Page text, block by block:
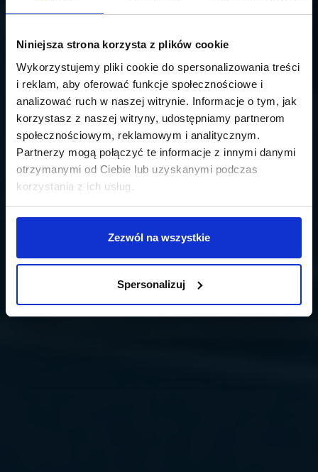
Niniejsza strona korzysta z plików cookie
Wykorzystujemy pliki cookie do spersonalizowania treści
i reklam, aby oferować funkcje społecznościowe i
analizować ruch w naszej witrynie. Informacje o tym, jak
korzystasz z naszej witryny, udostępniamy partnerom
społecznościowym, reklamowym i analitycznym.
Partnerzy mogą połączyć te informacje z innymi danymi
otrzymanymi od Ciebie lub uzyskanymi podczas
korzystania z ich usług.
Zezwól na wszystkie
Spersonalizuj